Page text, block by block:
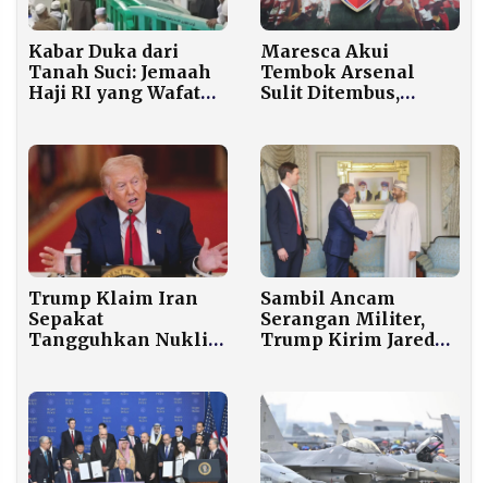
Kabar Duka dari
Tanah Suci: Jemaah
Haji RI yang Wafat
Saudi
Maresca Akui
Tembok Arsenal
Sulit Ditembus,
untuk Derby London
Trump Klaim Iran
Sepakat
Tangguhkan Nuklir
Kembali Dibuka
Sambil Ancam
Serangan Militer,
Trump Kirim Jared
Iran